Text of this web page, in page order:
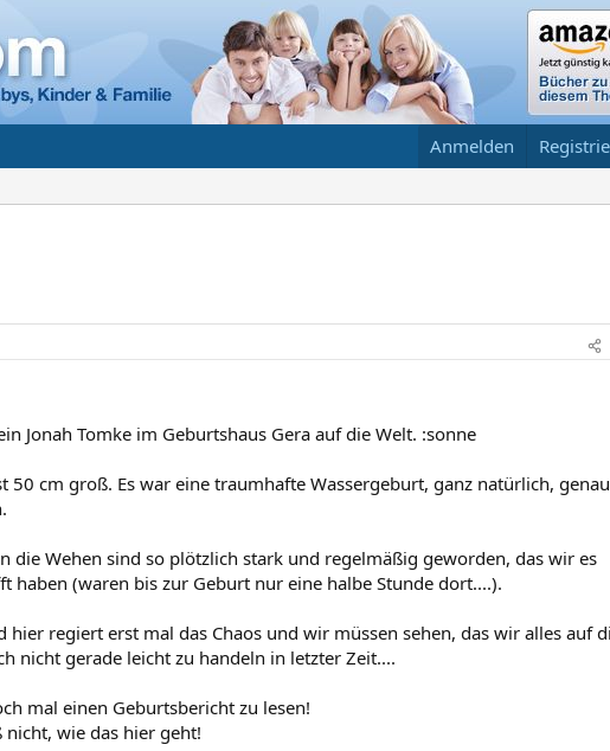
Anmelden
Jonah Tomke im Geburtshaus Gera auf die Welt. :sonne
50 cm groß. Es war eine traumhafte Wassergeburt, ganz natürlich,
die Wehen sind so plötzlich stark und regelmäßig geworden, das wir es
haben (waren bis zur Geburt nur eine halbe Stunde dort....).
hier regiert erst mal das Chaos und wir müssen sehen, das wir alles auf
nicht gerade leicht zu handeln in letzter Zeit....
mal einen Geburtsbericht zu lesen!
wie das hier geht!